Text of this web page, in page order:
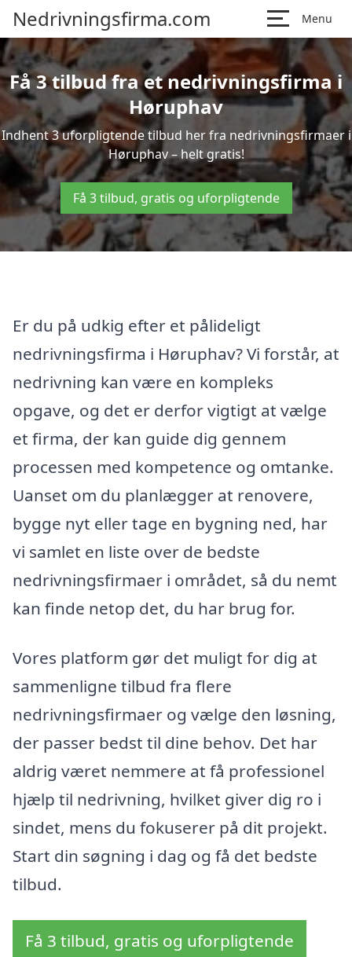
Nedrivningsfirma.com Menu
Få 3 tilbud fra et nedrivningsfirma i
Høruphav
Indhent 3 uforpligtende tilbud her fra nedrivningsfirmaer i
Høruphav – helt gratis!
Få 3 tilbud, gratis og uforpligtende
Er du på udkig efter et pålideligt
nedrivningsfirma i Høruphav? Vi forstår, at
nedrivning kan være en kompleks
opgave, og det er derfor vigtigt at vælge
et firma, der kan guide dig gennem
processen med kompetence og omtanke.
Uanset om du planlægger at renovere,
bygge nyt eller tage en bygning ned, har
vi samlet en liste over de bedste
nedrivningsfirmaer i området, så du nemt
kan finde netop det, du har brug for.
Vores platform gør det muligt for dig at
sammenligne tilbud fra flere
nedrivningsfirmaer og vælge den løsning,
der passer bedst til dine behov. Det har
aldrig været nemmere at få professionel
hjælp til nedrivning, hvilket giver dig ro i
sindet, mens du fokuserer på dit projekt.
Start din søgning i dag og få det bedste
tilbud.
Få 3 tilbud, gratis og uforpligtende